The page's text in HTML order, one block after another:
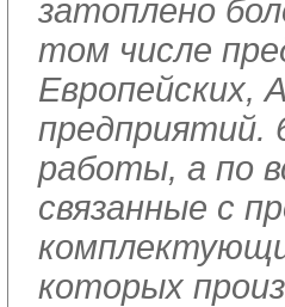
затоплено
том числе
Европейских,
предприятий.
работы, а по
связанные с
которых